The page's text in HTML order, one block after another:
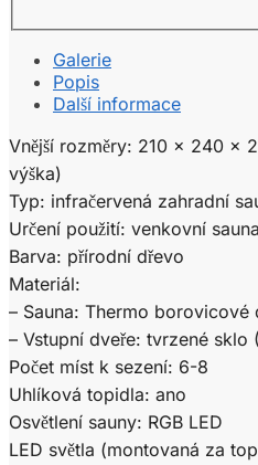
Galerie
Popis
Další informace
Vnější rozměry: 210 x 240 x
výška)
Typ: infračervená zahradní
Určení použití: venkovní
Barva: přírodní dřevo
Materiál:
– Sauna: Thermo borovicové
– Vstupní dveře: tvrzené sklo
Počet míst k sezení: 6-8
Uhlíková topidla: ano
Osvětlení sauny: RGB LED
LED světla (montovaná za